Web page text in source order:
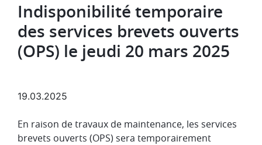
Indisponibilité temporaire
des services brevets ouverts
(OPS) le jeudi 20 mars 2025
19.03.2025
En raison de travaux de maintenance, les services
brevets ouverts (OPS) sera temporairement